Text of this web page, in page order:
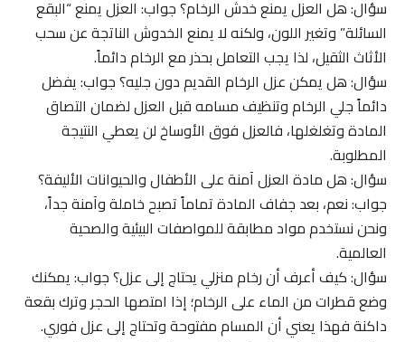
سؤال: هل العزل يمنع خدش الرخام؟ جواب: العزل يمنع “البقع
السائلة” وتغير اللون، ولكنه لا يمنع الخدوش الناتجة عن سحب
الأثاث الثقيل، لذا يجب التعامل بحذر مع الرخام دائماً.
سؤال: هل يمكن عزل الرخام القديم دون جليه؟ جواب: يفضل
دائماً جلي الرخام وتنظيف مسامه قبل العزل لضمان التصاق
المادة وتغلغلها، فالعزل فوق الأوساخ لن يعطي النتيجة
المطلوبة.
سؤال: هل مادة العزل آمنة على الأطفال والحيوانات الأليفة؟
جواب: نعم، بعد جفاف المادة تماماً تصبح خاملة وآمنة جداً،
ونحن نستخدم مواد مطابقة للمواصفات البيئية والصحية
العالمية.
سؤال: كيف أعرف أن رخام منزلي يحتاج إلى عزل؟ جواب: يمكنك
وضع قطرات من الماء على الرخام؛ إذا امتصها الحجر وترك بقعة
داكنة فهذا يعني أن المسام مفتوحة وتحتاج إلى عزل فوري.